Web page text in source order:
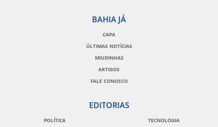
BAHIA JÁ
CAPA
ÚLTIMAS NOTÍCIAS
MIUDINHAS
ARTIGOS
FALE CONOSCO
EDITORIAS
POLÍTICA
TECNOLOGIA